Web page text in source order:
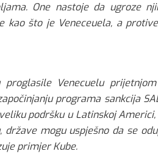
One nastoje da ugroze
kao što je Veneceuela, a
Venecuelu
programa sankcija
podršku u Latinskoj
mogu uspješno da se
primjer Kube.